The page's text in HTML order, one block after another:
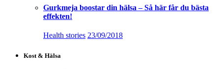
Gurkmeja boostar din hälsa – Så här får du bästa
effekten!
Health stories 23/09/2018
Kost & Hälsa